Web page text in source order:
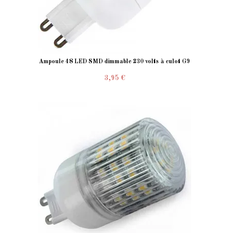
Ampoule 48 LED SMD dimmable 230 volts à culot G9
3,95 €